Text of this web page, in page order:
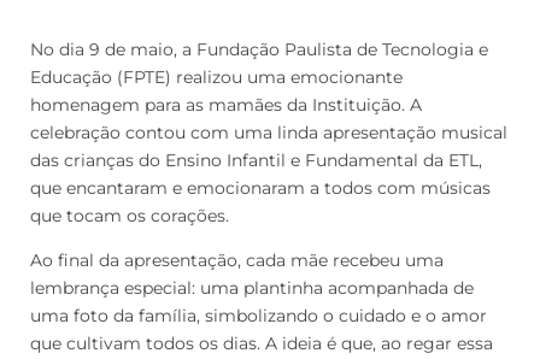
No dia 9 de maio, a Fundação Paulista de Tecnologia e
Educação (FPTE) realizou uma emocionante
homenagem para as mamães da Instituição. A
celebração contou com uma linda apresentação musical
das crianças do Ensino Infantil e Fundamental da ETL,
que encantaram e emocionaram a todos com músicas
que tocam os corações.
Ao final da apresentação, cada mãe recebeu uma
lembrança especial: uma plantinha acompanhada de
uma foto da família, simbolizando o cuidado e o amor
que cultivam todos os dias. A ideia é que, ao regar essa